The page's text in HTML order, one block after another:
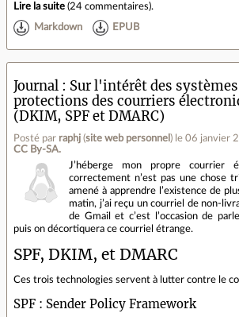
Lire la suite (24 commentaires).
Markdown EPUB
Journal
Sur l'intérêt des
protections des courriers
(DKIM, SPF et DMARC)
Posté par raphj (site web personnel ) le 06 janvier
CC By‑SA.
J’héberge mon propre courrier
correctement n’est pas une chose
amené à apprendre l’existence de
matin, j’ai reçu un courriel de non-
de Gmail et c’est l’occasion de
puis on décortiquera ce courriel étrange.
SPF, DKIM, et DMARC
Ces trois technologies servent à lutter contre le
SPF : Sender Policy Framework